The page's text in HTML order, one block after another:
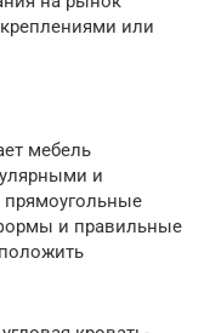
или
мебель
и
и правильные